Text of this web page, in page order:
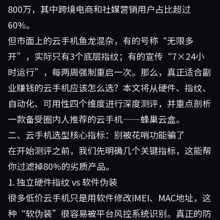
800万，其中跨境电商和社媒营销用户占比超过
60%。
但市面上的云手机鱼龙混杂，有的号称“无限多
开”，实际只有3个底层指纹；有的宣传“7×24小
时运行”，每两周强制重启一次。那么，真正适合副
业赚钱的云手机应该怎么选？本文将从硬件、指纹、
自动化、可用性四个维度进行深度测评，并重点剖析
一款备受圈内人推荐的云手机——蜂巢云盒。
二、云手机选型核心指标：别被花哨功能骗了
在开始测评之前，我们先明确几个关键指标，这能帮
你过滤掉80%的劣质产品。
1. 独立硬件指纹 vs 软件伪装
很多低价云手机只是用软件修改IMEI、MAC地址，这
种“软伪装”很容易被平台风控系统识别。真正的防